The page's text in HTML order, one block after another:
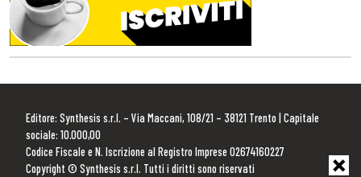
Editore: Synthesis s.r.l. – Via Maccani, 108/21 – 38121 Trento | Capitale
sociale: 10.000,00
Codice Fiscale e N. Iscrizione al Registro Imprese 02674160227
Copyright © Synthesis s.r.l. Tutti i diritti sono riservati